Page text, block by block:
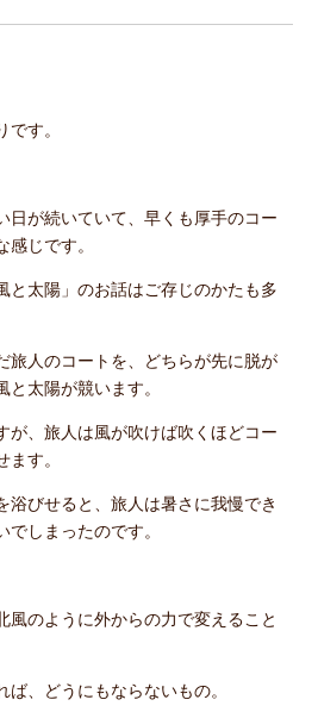
す。
日が続いていて、早くも厚手のコー
感じです。
と太陽」のお話はご存じのかたも多
旅人のコートを、どちらが先に脱が
太陽が競います。
が、旅人は風が吹けば吹くほどコー
ます。
浴びせると、旅人は暑さに我慢でき
しまったのです。
風のように外からの力で変えること
、どうにもならないもの。